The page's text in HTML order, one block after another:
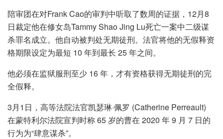
陪审团在对Frank Cao的审判中听取了数周的证据，12月8
日裁定他在修女岛Tammy Shao Jing Lu死亡一案中二级谋
杀罪名成立。他自动被判处无期徒刑。法官将他的无假释资
格期限设定为最短 10 年到最长 25 年之间。
他必须在监狱服刑至少 16 年，才有资格获得无期徒刑的完
全假释。
3月1日，高等法院法官凯瑟琳·佩罗 (Catherine Perreault)
在蒙特利尔法院宣判时称 65 岁的曹在 2020 年 9 月 7 日的
行为为“肆意谋杀”。